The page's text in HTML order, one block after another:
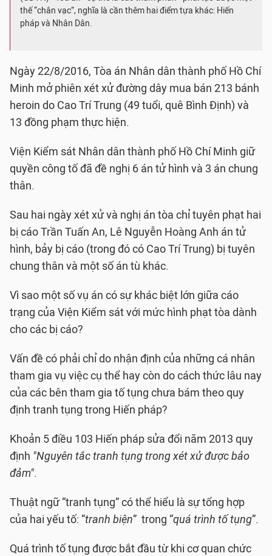
thế “chân vạc”, nghĩa là cần thêm hai điểm tựa khác: Hiến
pháp và Nhân Dân.
Ngày 22/8/2016, Tòa án Nhân dân thành phố Hồ Chí
Minh mở phiên xét xử đường dây mua bán 213 bánh
heroin do Cao Trí Trung (49 tuổi, quê Bình Định) và
13 đồng phạm thực hiện.
Viện Kiểm sát Nhân dân thành phố Hồ Chí Minh giữ
quyền công tố đã đề nghị 6 án tử hình và 3 án chung
thân.
Sau hai ngày xét xử và nghị án tòa chỉ tuyên phạt hai
bị cáo Trần Tuấn An, Lê Nguyễn Hoàng Anh án tử
hình, bảy bị cáo (trong đó có Cao Trí Trung) bị tuyên
chung thân và một số án tù khác.
Vì sao một số vụ án có sự khác biệt lớn giữa cáo
trạng của Viện Kiểm sát với mức hình phạt tòa dành
cho các bị cáo?
Vấn đề có phải chỉ do nhận định của những cá nhân
tham gia vụ việc cụ thể hay còn do cách thức lâu nay
của các bên tham gia tố tụng chưa bám theo quy
định tranh tụng trong Hiến pháp?
Khoản 5 điều 103 Hiến pháp sửa đổi năm 2013 quy
định "Nguyên tắc tranh tụng trong xét xử được bảo
đảm".
Thuật ngữ “tranh tụng” có thể hiểu là sự tổng hợp
của hai yếu tố: “tranh biện” trong “quá trình tố tụng”.
Quá trình tố tụng được bắt đầu từ khi cơ quan chức